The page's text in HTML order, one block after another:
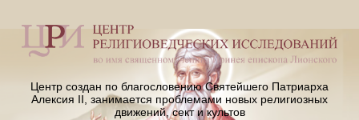
Центр создан по благословению Святейшего Патриарха
Алексия II, занимается проблемами новых религиозных
движений, сект и культов